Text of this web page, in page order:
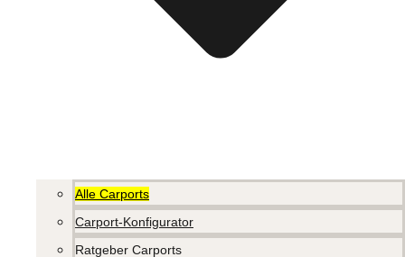
Alle Carports
Carport-Konfigurator
Ratgeber Carports